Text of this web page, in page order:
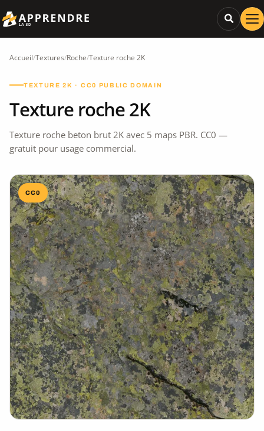
Accueil/Textures/Roche/Texture roche 2K
TEXTURE 2K · CC0 PUBLIC DOMAIN
Texture roche 2K
Texture roche beton brut 2K avec 5 maps PBR. CC0 —
gratuit pour usage commercial.
CC0